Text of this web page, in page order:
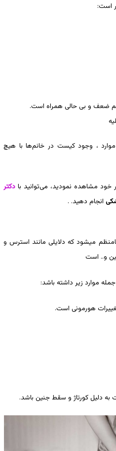
است:
ضعف و بی حالی همراه است.
، وجود کیست در خانم‌ها با هیچ
خود مشاهده نمودید، می‌توانید با دکتر
انجام دهید. .
میشود که دلایلی مانند استرس و
و.. است
موارد زیر داشته باشد:
هورمونی است.
به دلیل کورتاژ و سقط جنین باشد.